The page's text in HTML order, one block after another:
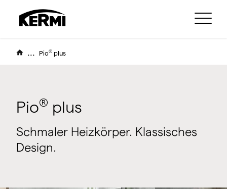
... Pio® plus
Pio® plus
Schmaler Heizkörper. Klassisches
Design.